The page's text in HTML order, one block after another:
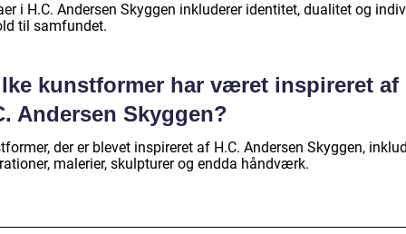
i H.C. Andersen Skyggen inkluderer identitet, dualitet og
til samfundet.
kunstformer har været inspireret af
Andersen Skyggen?
der er blevet inspireret af H.C. Andersen Skyggen,
malerier, skulpturer og endda håndværk.